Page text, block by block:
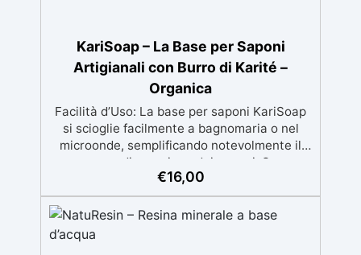
KariSoap – La Base per Saponi
Artigianali con Burro di Karité –
Organica
Facilità d’Uso: La base per saponi KariSoap
si scioglie facilmente a bagnomaria o nel
microonde, semplificando notevolmente il
processo di creazione dei saponi. Super
Sicuro: Realizzata con ingredienti naturali e
sicuri, KariSoap è un prodotto organico che
garantisce un sapone delicato sulla pelle e
privo di sostanze nocive. Benefici del Burro
di Karité: Ricca di burro di karité, nota per le
€16,00